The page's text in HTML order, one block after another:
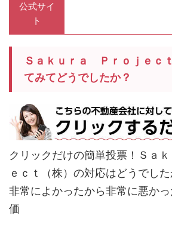
公式サイ
ト
Ｓａｋｕｒａ Ｐｒｏｊｅｃ
てみてどうでしたか？
クリックだけの簡単投票！Ｓａ
ｅｃｔ（株）の対応はどうでした
非常によかったから非常に悪か
価